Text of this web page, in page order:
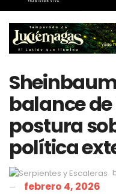
balance
postura
política
febrero 4, 2026